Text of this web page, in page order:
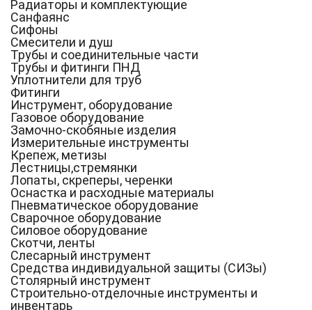
Радиаторы и комплектующие
Санфаянс
Сифоны
Смесители и душ
Трубы и соединительные части
Трубы и фитинги ПНД
Уплотнители для труб
Фитинги
Инструмент, оборудование
Газовое оборудование
Замочно-скобяные изделия
Измерительные инструменты
Крепеж, метизы
Лестницы,стремянки
Лопаты, скреперы, черенки
Оснастка и расходные материалы
Пневматическое оборудование
Сварочное оборудование
Силовое оборудование
Скотчи, ленты
Слесарный инструмент
Средства индивидуальной защиты (СИЗы)
Столярный инструмент
Строительно-отделочные инструменты и
инвентарь